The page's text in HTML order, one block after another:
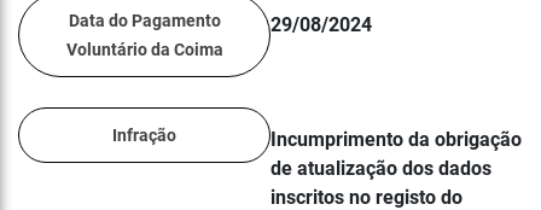
Data do Pagamento
Voluntário da Coima
29/08/2024
Infração
Incumprimento da obrigação
de atualização dos dados
inscritos no registo do